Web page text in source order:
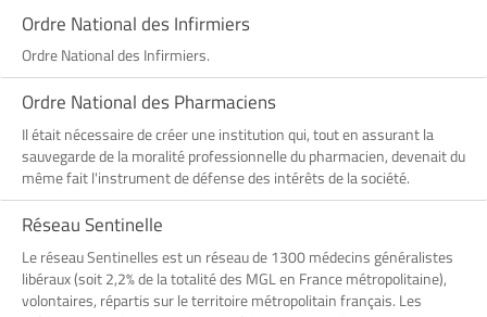
Ordre National des Infirmiers
Ordre National des Infirmiers.
Ordre National des Pharmaciens
Il était nécessaire de créer une institution qui, tout en assurant la
sauvegarde de la moralité professionnelle du pharmacien, devenait du
même fait l'instrument de défense des intérêts de la société.
Réseau Sentinelle
Le réseau Sentinelles est un réseau de 1300 médecins généralistes
libéraux (soit 2,2% de la totalité des MGL en France métropolitaine),
volontaires, répartis sur le territoire métropolitain français. Les